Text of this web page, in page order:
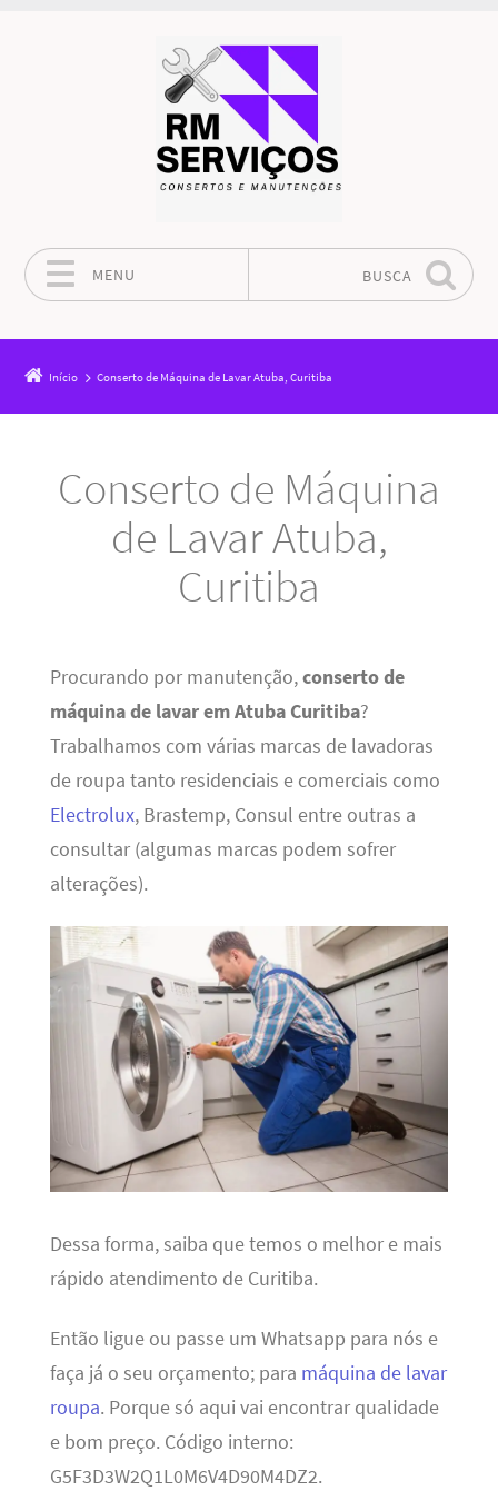
MENU BUSCA
Início Conserto de Máquina de Lavar Atuba, Curitiba
Conserto de Máquina
de Lavar Atuba,
Curitiba
Procurando por manutenção,conserto de
máquina de lavar em Atuba Curitiba?
Trabalhamos com várias marcas de lavadoras
de roupa tanto residenciais e comerciais como
Electrolux, Brastemp, Consul entre outras a
consultar (algumas marcas podem sofrer
alterações).
Dessa forma, saiba que temos o melhor e mais
rápido atendimento de Curitiba.
Então ligue ou passe um Whatsapp para nós e
faça já o seu orçamento; para máquina de lavar
roupa. Porque só aqui vai encontrar qualidade
e bom preço. Código interno:
G5F3D3W2Q1L0M6V4D90M4DZ2.